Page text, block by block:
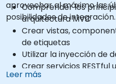
aprovechar al máximo las
posibilidades de integración.
Comprender los
arquitectura MVC
Crear vistas,
de etiquetas
Utilizar la inyección de
Crear servicios RESTful
Aprovechar al máximo
Leer más